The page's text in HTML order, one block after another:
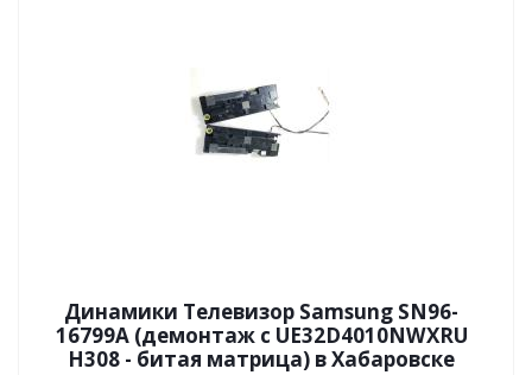
Динамики Телевизор Samsung SN96-
16799A (демонтаж с UE32D4010NWXRU
H308 - битая матрица) в Хабаровске